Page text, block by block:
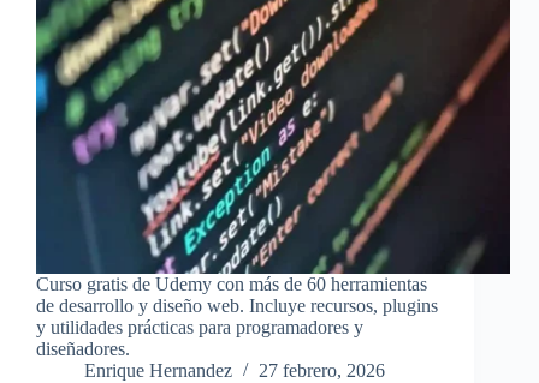
Curso gratis de Udemy con más de 60 herramientas
de desarrollo y diseño web. Incluye recursos, plugins
y utilidades prácticas para programadores y
diseñadores.
Enrique Hernandez
27 febrero, 2026